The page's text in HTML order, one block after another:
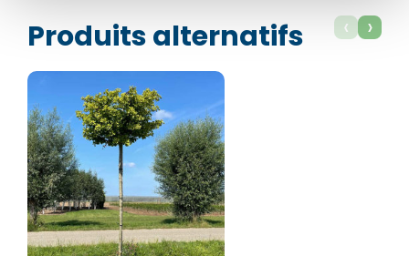
Produits alternatifs ‹ ›
Numéro de téléphone*
E-mail:*
Valider
Numéro de téléphone*
E-mail:*
Valider